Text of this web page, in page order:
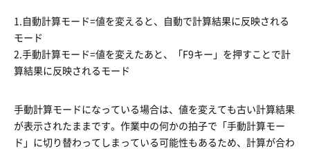
1.自動計算モード=値を変えると、自動で計算結果に反映される
モード
2.手動計算モード=値を変えたあと、「F9キー」を押すことで計
算結果に反映されるモード
手動計算モードになっている場合は、値を変えても古い計算結果
が表示されたままです。作業中の何かの拍子で「手動計算モー
ド」に切り替わってしまっている可能性もあるため、計算が合わ